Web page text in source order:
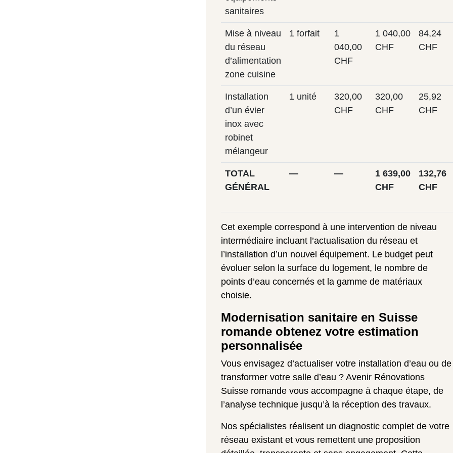
sanitaires
Mise à niveau
du réseau
d’alimentation
zone cuisine
1 forfait
1
040,00
CHF
1 040,00
CHF
84,24
CHF
Installation
d’un évier
inox avec
robinet
mélangeur
1 unité
320,00
CHF
320,00
CHF
25,92
CHF
TOTAL
GÉNÉRAL
— —
1 639,00
CHF
132,76
CHF
Cet exemple correspond à une intervention de niveau
intermédiaire incluant l’actualisation du réseau et
l’installation d’un nouvel équipement. Le budget peut
évoluer selon la surface du logement, le nombre de
points d’eau concernés et la gamme de matériaux
choisie.
Modernisation sanitaire en Suisse
romande obtenez votre estimation
personnalisée
Vous envisagez d’actualiser votre installation d’eau ou de
transformer votre salle d’eau ? Avenir Rénovations
Suisse romande vous accompagne à chaque étape, de
l’analyse technique jusqu’à la réception des travaux.
Nos spécialistes réalisent un diagnostic complet de votre
réseau existant et vous remettent une proposition